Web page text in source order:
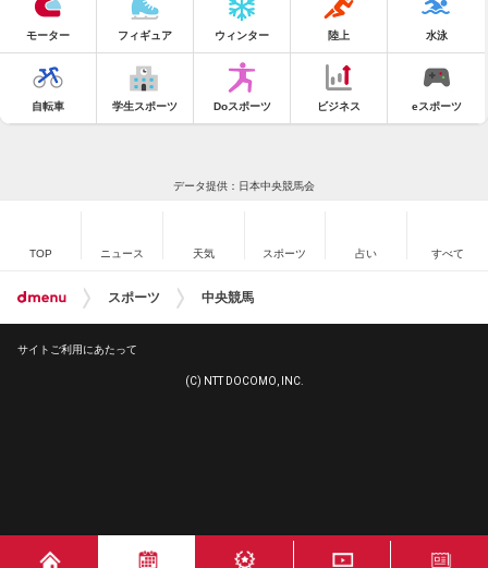
モーター フィギュア ウィンター 陸上 水泳
自転車 学生スポーツ Doスポーツ ビジネス eスポーツ
データ提供：日本中央競馬会
TOP ニュース 天気 スポーツ 占い すべて
スポーツ 中央競馬
サイトご利用にあたって
(C) NTT DOCOMO, INC.